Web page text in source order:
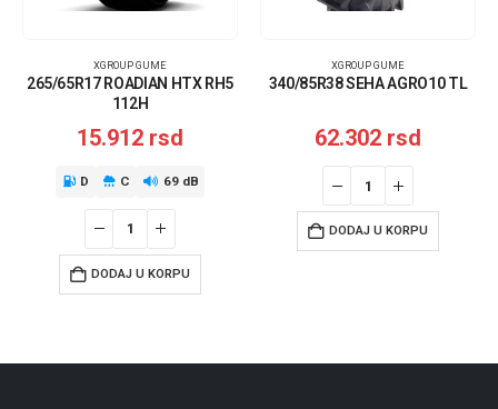
XGROUP GUME
265/65R17 ROADIAN HTX RH5
112H
15.912 rsd
D C 69 dB
DODAJ U KORPU
XGROUP GUME
340/85R38 SEHA AGRO10 TL
62.302 rsd
DODAJ U KORPU